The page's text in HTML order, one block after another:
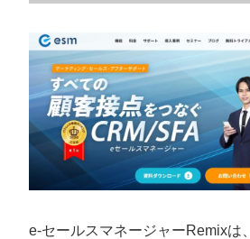
e-セールスマネージャーRemixは、